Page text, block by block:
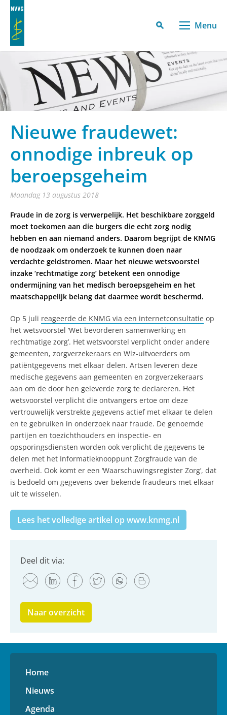
Menu
Nieuwe fraudewet:
onnodige inbreuk op
beroepsgeheim
maandag 13 augustus 2018
Fraude in de zorg is verwerpelijk. Het beschikbare zorggeld
moet toekomen aan díe burgers die echt zorg nodig
hebben en aan niemand anders. Daarom begrijpt de KNMG
de noodzaak om onderzoek te kunnen doen naar
verdachte geldstromen. Maar het nieuwe wetsvoorstel
inzake ‘rechtmatige zorg’ betekent een onnodige
ondermijning van het medisch beroepsgeheim en het
maatschappelijk belang dat daarmee wordt beschermd.
Op 5 juli reageerde de KNMG via een internetconsultatie op
het wetsvoorstel ‘Wet bevorderen samenwerking en
rechtmatige zorg’. Het wetsvoorstel verplicht onder andere
gemeenten, zorgverzekeraars en Wlz-uitvoerders om
patiëntgegevens met elkaar delen. Artsen leveren deze
medische gegevens aan gemeenten en zorgverzekeraars
aan om de door hen geleverde zorg te declareren. Het
wetsvoorstel verplicht die ontvangers ertoe om deze
vertrouwelijk verstrekte gegevens actief met elkaar te delen
en te gebruiken in onderzoek naar fraude. De genoemde
partijen en toezichthouders en inspectie- en
opsporingsdiensten worden ook verplicht de gegevens te
delen met het Informatieknooppunt Zorgfraude van de
overheid. Ook komt er een ‘Waarschuwingsregister Zorg’, dat
is bedoeld om gegevens over bekende fraudeurs met elkaar
uit te wisselen.
Lees het volledige artikel op www.knmg.nl
Deel dit via:
Naar overzicht
Home
Nieuws
Agenda